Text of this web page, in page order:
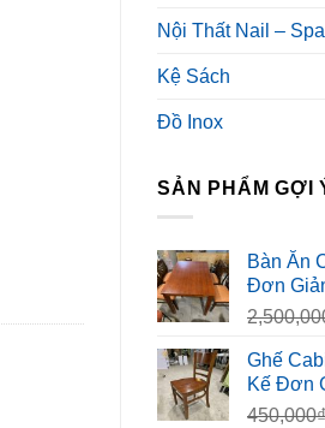
Nội Thất Nail – Spa
Kệ Sách
Đồ Inox
SẢN PHẨM GỢI
Bàn Ăn
Đơn
Ghế
Kế Đơn
450,000₫